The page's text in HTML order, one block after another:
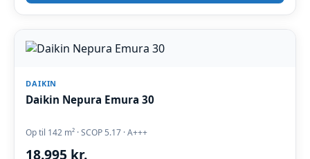
DAIKIN
Daikin Nepura Emura 30
Op til 142 m² · SCOP 5.17 · A+++
18.995 kr.